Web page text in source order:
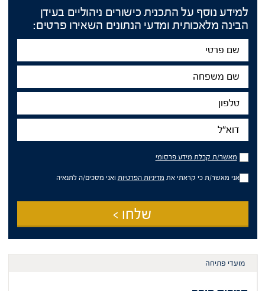
למידע נוסף על התכנית כישורים ניהוליים בעידן
הבינה מלאכותית ומדעי הנתונים השאירו פרטים:
שם
פרטי
שם
משפחה
טלפון
דוא"ל
מאשר/ת
קבלת
פרסומי
מאשר/ת קבלת מידע פרסומי
אני מאשר/ת כי קראתי את מדיניות הפרטיות ואני מסכים/ה לתנאיה
שלחו >
מועדי פתיחה